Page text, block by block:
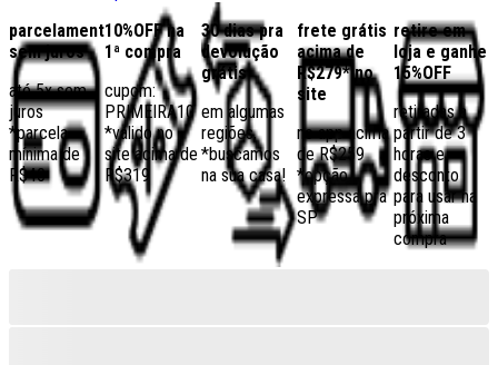
parcelamento
sem juros
até 5x sem
juros
*parcela
mínima de
R$40
10%OFF na
1ª compra
cupom:
PRIMEIRA10
*válido no
site acima de
R$319
30 dias pra
devolução
grátis
em algumas
regiões,
*buscamos
na sua casa!
frete grátis
acima de
R$279* no
site
no app acima
de R$259
*opção
expressa pra
SP
retire em
loja e ganhe
15%OFF
retiradas a
partir de 3
horas e
desconto
para usar na
próxima
compra